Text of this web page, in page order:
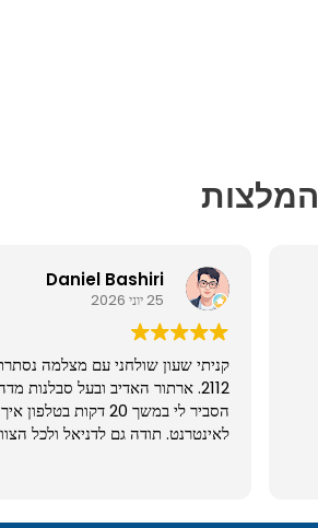
המלצות
Daniel Bashiri
25 יוני 2026
קניתי שעון שולחני עם מצלמה
2112. ארתור האדיב ובעל סבלנות
הסביר לי במשך 20 דקות
לאינטרנט. תודה גם לדניאל ולכל